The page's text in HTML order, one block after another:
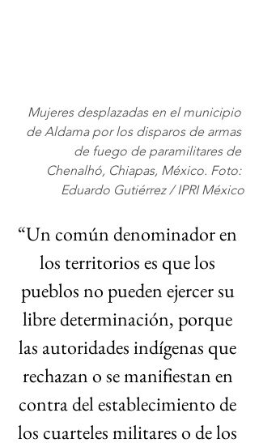
Mujeres desplazadas en el municipio
de Aldama por los disparos de armas
de fuego de paramilitares de
Chenalhó, Chiapas, México. Foto:
Eduardo Gutiérrez / IPRI México
“Un común denominador en
los territorios es que los
pueblos no pueden ejercer su
libre determinación, porque
las autoridades indígenas que
rechazan o se manifiestan en
contra del establecimiento de
los cuarteles militares o de los